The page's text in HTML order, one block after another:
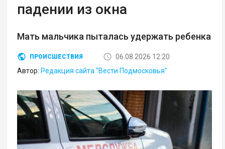
падении из окна
Мать мальчика пыталась удержать ребенка
ПРОИСШЕСТВИЯ
06.08.2026 12:20
Автор: Редакция сайта "Вести Подмосковья"